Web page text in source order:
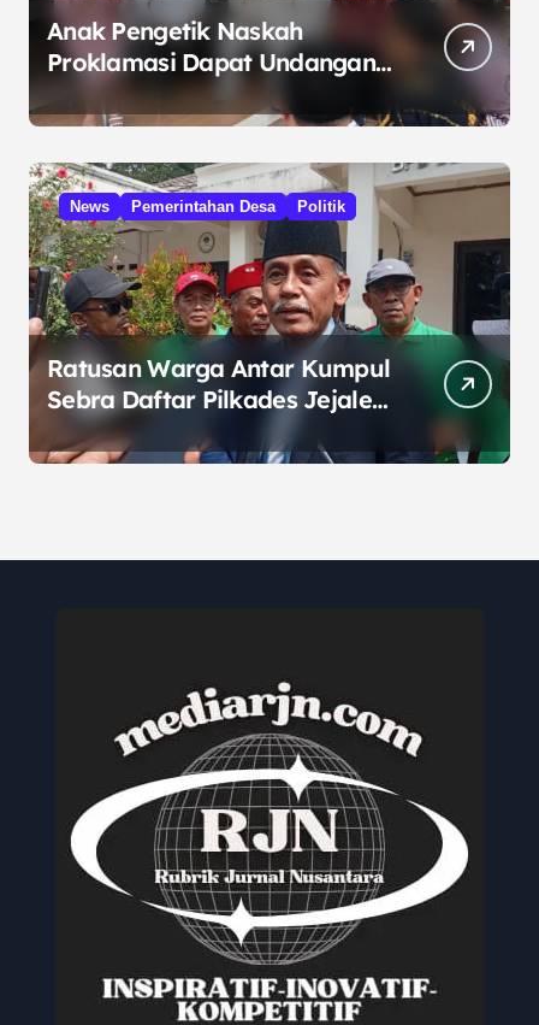
Anak Pengetik Naskah
Proklamasi Dapat Undangan
HUT RI dari Presiden
Prabowo
News Pemerintahan Desa Politik
Ratusan Warga Antar Kumpul
Sebra Daftar Pilkades Jejalen
Jaya, Serukan Pemilu Damai